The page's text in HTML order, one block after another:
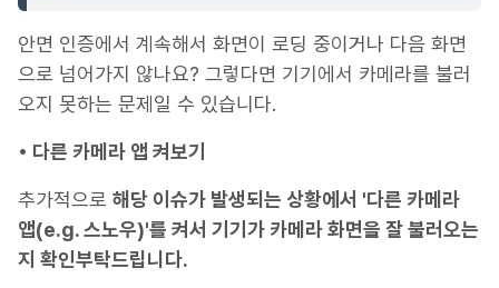
안면 인증에서 계속해서 화면이 로딩 중이거나 다음 화면
으로 넘어가지 않나요? 그렇다면 기기에서 카메라를 불러
오지 못하는 문제일 수 있습니다.
• 다른 카메라 앱 켜보기
추가적으로 해당 이슈가 발생되는 상황에서 '다른 카메라
앱(e.g. 스노우)'를 켜서 기기가 카메라 화면을 잘 불러오는
지 확인부탁드립니다.